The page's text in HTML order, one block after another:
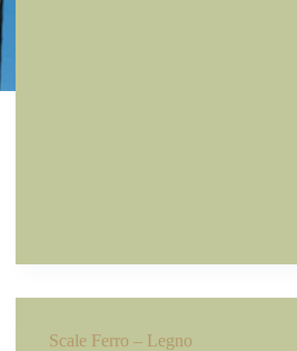
Scale Ferro – Legno